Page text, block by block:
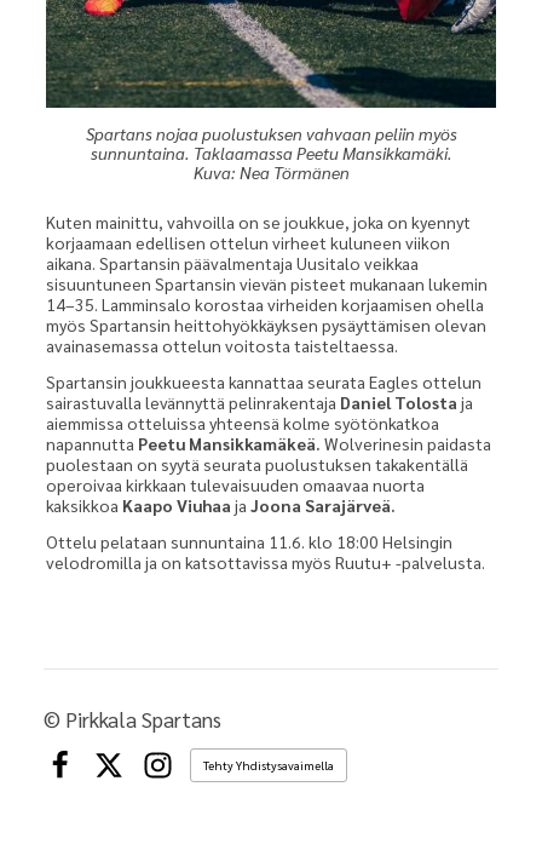
Spartans nojaa puolustuksen vahvaan peliin myös
sunnuntaina. Taklaamassa Peetu Mansikkamäki.
Kuva: Nea Törmänen
Kuten mainittu, vahvoilla on se joukkue, joka on kyennyt
korjaamaan edellisen ottelun virheet kuluneen viikon
aikana. Spartansin päävalmentaja Uusitalo veikkaa
sisuuntuneen Spartansin vievän pisteet mukanaan lukemin
14–35. Lamminsalo korostaa virheiden korjaamisen ohella
myös Spartansin heittohyökkäyksen pysäyttämisen olevan
avainasemassa ottelun voitosta taisteltaessa.
Spartansin joukkueesta kannattaa seurata Eagles ottelun
sairastuvalla levännyttä pelinrakentaja Daniel Tolosta ja
aiemmissa otteluissa yhteensä kolme syötönkatkoa
napannutta Peetu Mansikkamäkeä. Wolverinesin paidasta
puolestaan on syytä seurata puolustuksen takakentällä
operoivaa kirkkaan tulevaisuuden omaavaa nuorta
kaksikkoa Kaapo Viuhaa ja Joona Sarajärveä.
Ottelu pelataan sunnuntaina 11.6. klo 18:00 Helsingin
velodromilla ja on katsottavissa myös Ruutu+ -palvelusta.
© Pirkkala Spartans
Instagram
Tehty Yhdistysavaimella